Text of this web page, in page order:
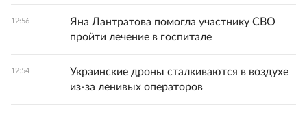
12:56
Яна Лантратова помогла участнику СВО
пройти лечение в госпитале
12:54
Украинские дроны сталкиваются в воздухе
из-за ленивых операторов